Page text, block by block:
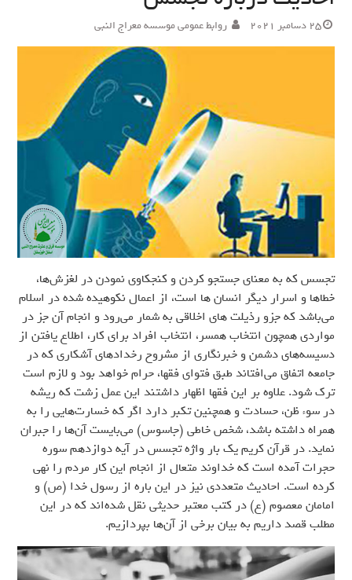
25 دسامبر 2021 روابط عمومی موسسه معراج النبی
تجسس که به معنای جستجو کردن و کنجکاوی نمودن در لغزش‌ها،
خطاها و اسرار دیگر انسان ها است، از اعمال نکوهیده شده در اسلام
می‌باشد که جزو رذیلت های اخلاقی به شمار می‌رود و انجام آن جز در
مواردی همچون انتخاب همسر، انتخاب افراد برای کار، اطلاع یافتن از
دسیسه‌های دشمن و خبرنگاری از مشروح رخدادهای آشکاری که در
جامعه اتفاق می‌افتاند طبق فتوای فقها، حرام خواهد بود و لازم است
ترک شود. علاوه بر این فقها اظهار داشتند این عمل زشت که ریشه
در سوء ظن، حسادت و همچنین تکبر دارد اگر که خسارت‌هایی را به
همراه داشته باشد، شخص خاطی (جاسوس) می‌بایست آن‌ها را جبران
نماید. در قرآن کریم یک بار واژه تجسس در آیه دوازدهم سوره
حجرات آمده است که خداوند متعال از انجام این کار مردم را نهی
کرده است. احادیث متعددی نیز در این باره از رسول خدا (ص) و
امامان معصوم (ع) در کتب معتبر حدیثی نقل شده‌اند که در این
مطلب قصد داریم به بیان برخی از آن‌ها بپردازیم.